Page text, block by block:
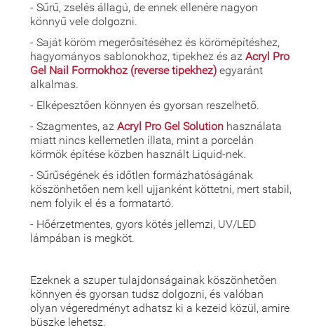
- Sűrű, zselés állagú, de ennek ellenére nagyon
könnyű vele dolgozni.
- Saját köröm megerősítéséhez és körömépítéshez,
hagyományos sablonokhoz, tipekhez és az Acryl Pro
Gel Nail Formokhoz (reverse tipekhez) egyaránt
alkalmas.
- Elképesztően könnyen és gyorsan reszelhető.
- Szagmentes, az Acryl Pro Gel Solution használata
miatt nincs kellemetlen illata, mint a porcelán
körmök építése közben használt Liquid-nek.
- Sűrűségének és időtlen formázhatóságának
köszönhetően nem kell ujjanként köttetni, mert stabil,
nem folyik el és a formatartó.
- Hőérzetmentes, gyors kötés jellemzi, UV/LED
lámpában is megköt.
Ezeknek a szuper tulajdonságainak köszönhetően
könnyen és gyorsan tudsz dolgozni, és valóban
olyan végeredményt adhatsz ki a kezeid közül, amire
büszke lehetsz.